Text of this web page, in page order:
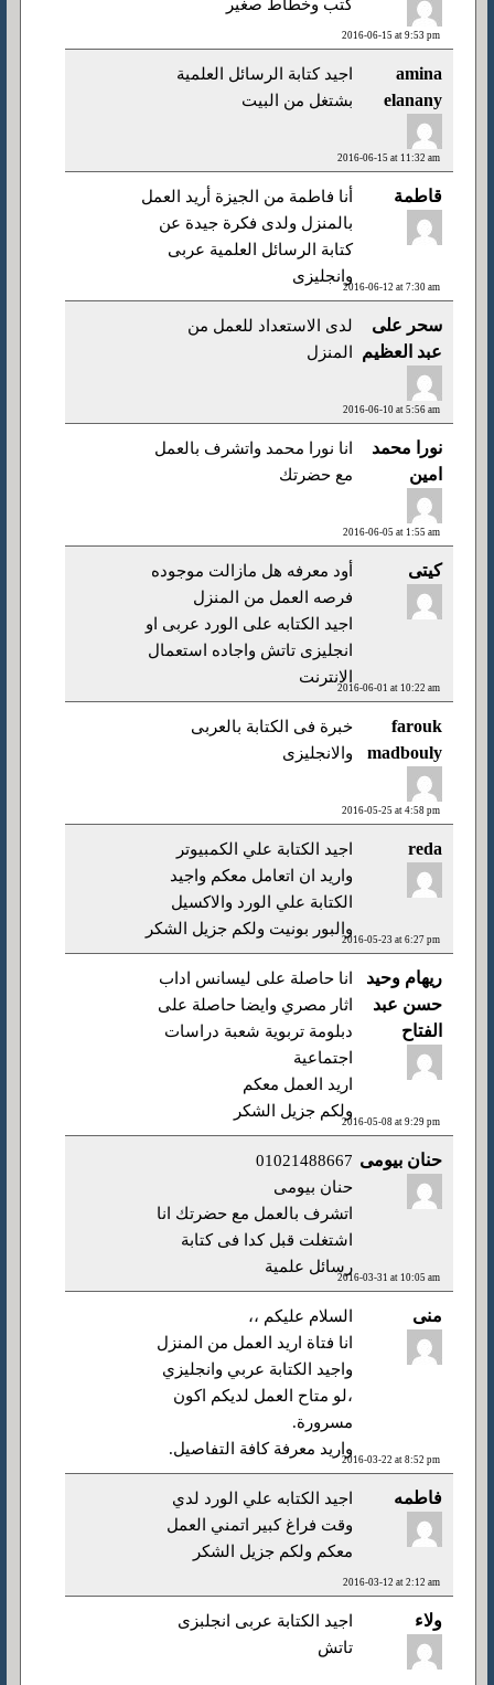
2016-06-15 at 9:53 pm
كتب وخطاط صغير
amina
elanany
2016-06-15 at 11:32 am
اجيد كتابة الرسائل العلمية
بشتغل من البيت
قاطمة
2016-06-12 at 7:30 am
أنا فاطمة من الجيزة أريد العمل
بالمنزل ولدى فكرة جيدة عن
كتابة الرسائل العلمية عربى
وانجليزى
سحر على
عبد العظيم
2016-06-10 at 5:56 am
لدى الاستعداد للعمل من
المنزل
نورا محمد
امين
2016-06-05 at 1:55 am
انا نورا محمد واتشرف بالعمل
مع حضرتك
كيتى
2016-06-01 at 10:22 am
أود معرفه هل مازالت موجوده
فرصه العمل من المنزل
اجيد الكتابه على الورد عربى او
انجليزى تاتش واجاده استعمال
الانترنت
farouk
madbouly
2016-05-25 at 4:58 pm
خبرة فى الكتابة بالعربى
والانجليزى
reda
2016-05-23 at 6:27 pm
اجيد الكتابة علي الكمبيوتر
واريد ان اتعامل معكم واجيد
الكتابة علي الورد والاكسيل
والبور بونيت ولكم جزيل الشكر
ريهام وحيد
حسن عبد
الفتاح
2016-05-08 at 9:29 pm
انا حاصلة على ليسانس اداب
اثار مصري وايضا حاصلة على
دبلومة تربوية شعبة دراسات
اجتماعية
اريد العمل معكم
ولكم جزيل الشكر
حنان بيومى
2016-03-31 at 10:05 am
01021488667
حنان بيومى
اتشرف بالعمل مع حضرتك انا
اشتغلت قبل كدا فى كتابة
رسائل علمية
منى
2016-03-22 at 8:52 pm
السلام عليكم ،،
انا فتاة اريد العمل من المنزل
واجيد الكتابة عربي وانجليزي
،لو متاح العمل لديكم اكون
مسرورة.
واريد معرفة كافة التفاصيل.
فاطمه
2016-03-12 at 2:12 am
اجيد الكتابه علي الورد لدي
وقت فراغ كبير اتمني العمل
معكم ولكم جزيل الشكر
ولاء
اجيد الكتابة عربى انجلبزى
تاتش